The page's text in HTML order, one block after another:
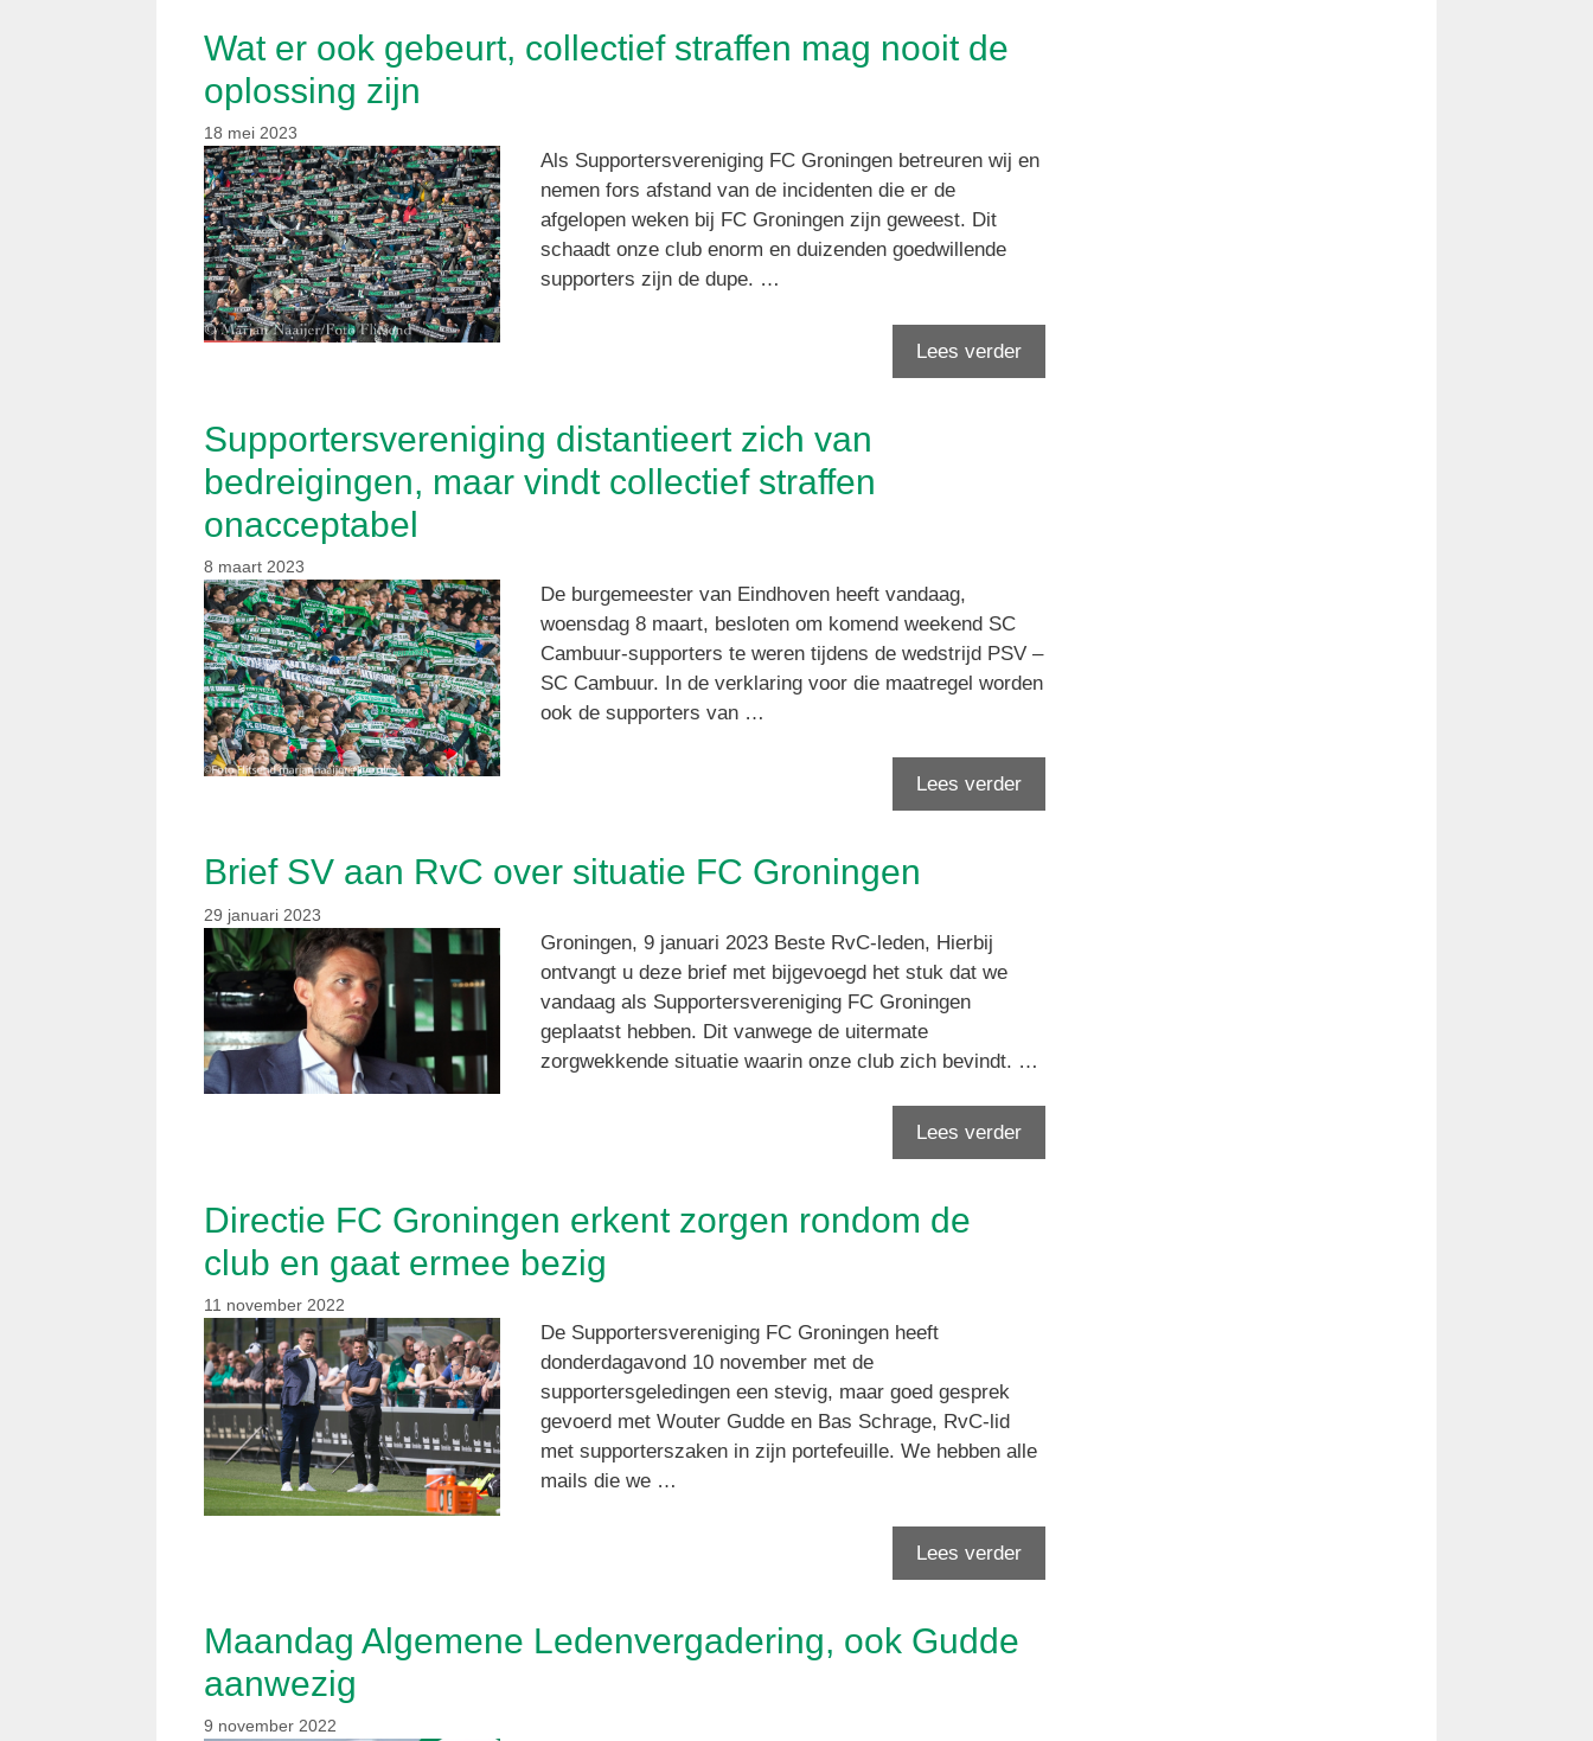
Wat er ook gebeurt, collectief straffen mag nooit de
oplossing zijn
18 mei 2023
Als Supportersvereniging FC Groningen betreuren wij en
nemen fors afstand van de incidenten die er de
afgelopen weken bij FC Groningen zijn geweest. Dit
schaadt onze club enorm en duizenden goedwillende
supporters zijn de dupe. …
Lees verder
Supportersvereniging distantieert zich van
bedreigingen, maar vindt collectief straffen
onacceptabel
8 maart 2023
De burgemeester van Eindhoven heeft vandaag,
woensdag 8 maart, besloten om komend weekend SC
Cambuur-supporters te weren tijdens de wedstrijd PSV –
SC Cambuur. In de verklaring voor die maatregel worden
ook de supporters van …
Lees verder
Brief SV aan RvC over situatie FC Groningen
29 januari 2023
Groningen, 9 januari 2023 Beste RvC-leden, Hierbij
ontvangt u deze brief met bijgevoegd het stuk dat we
vandaag als Supportersvereniging FC Groningen
geplaatst hebben. Dit vanwege de uitermate
zorgwekkende situatie waarin onze club zich bevindt. …
Lees verder
Directie FC Groningen erkent zorgen rondom de
club en gaat ermee bezig
11 november 2022
De Supportersvereniging FC Groningen heeft
donderdagavond 10 november met de
supportersgeledingen een stevig, maar goed gesprek
gevoerd met Wouter Gudde en Bas Schrage, RvC-lid
met supporterszaken in zijn portefeuille. We hebben alle
mails die we …
Lees verder
Maandag Algemene Ledenvergadering, ook Gudde
aanwezig
9 november 2022